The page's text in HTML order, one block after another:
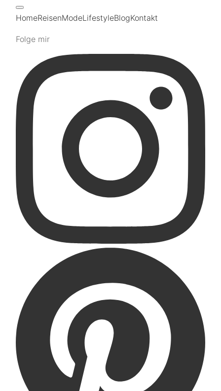
HomeReisenModeLifestyleBlogKontakt
Folge mir